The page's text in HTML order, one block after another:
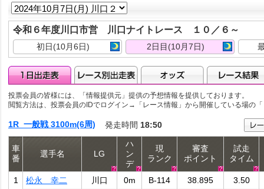
令和６年度川口市営 川口ナイトレース １０／６～
初日(10月6日) 2日目(10月7日)
投票会員の皆様には、「情報提供元」提供の予想情報を提供しております。
閲覧方法は、投票会員のIDでログイン→「レース情報」から開催している場の
1R 一般戦 3100m(6周) 発走時間 18:50
車
番
選手名 LG
ハ
ン
デ
現
ランク
審査
ポイント
試走
タイム
1 松永 幸二 川口 0m B-114 38.895
3.50